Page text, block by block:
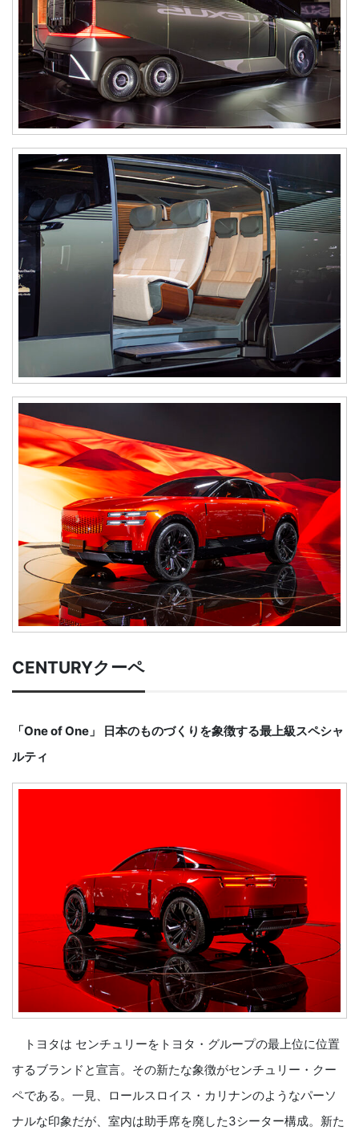
CENTURYクーペ
「One of One」 日本のものづくりを象徴する最上級スペシャ
ルティ
トヨタは センチュリーをトヨタ・グループの最上位に位置
するブランドと宣言。その新たな象徴がセンチュリー・クー
ペである。一見、ロールスロイス・カリナンのようなパーソ
ナルな印象だが、室内は助手席を廃した3シーター構成。新た